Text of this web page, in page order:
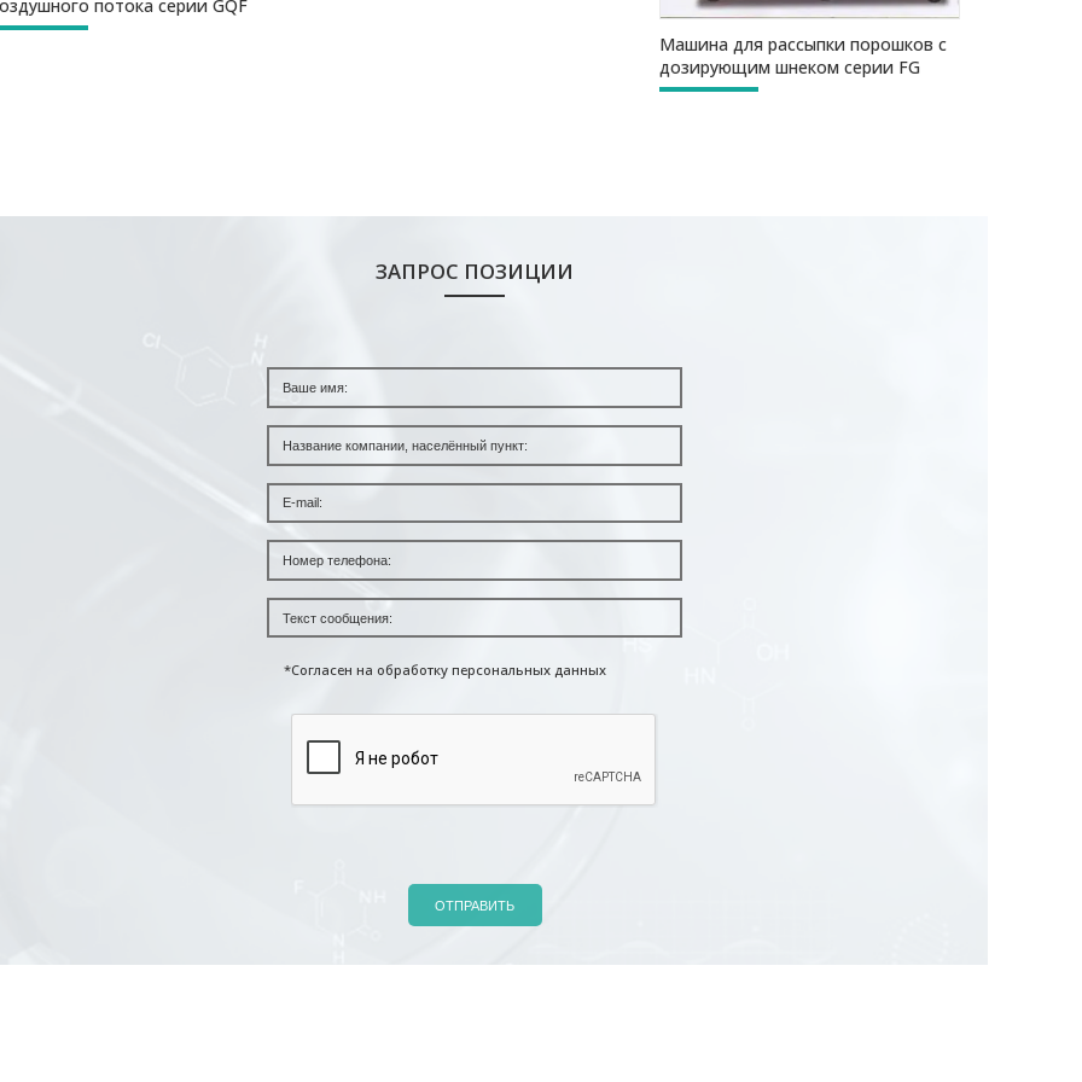
потока серии GQF
Машина для рассыпки порошков с
дозирующим шнеком серии FG
ЗАПРОС ПОЗИЦИИ
*Согласен на обработку персональных данных
ОТПРАВИТЬ